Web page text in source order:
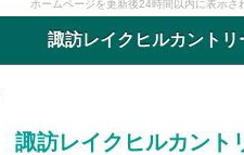
ホームページを更新後24時間以内に表示さ
諏訪レイクヒルカントリ
諏訪レイクヒルカント